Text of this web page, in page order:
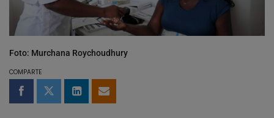
Foto: Murchana Roychoudhury
COMPARTE
Compartir en Facebook
Compartir en Twitter
Compartir en LinkedIn
Compartir por email